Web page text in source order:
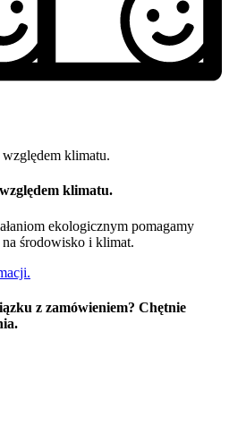
klimatu.
ekologicznym pomagamy
środowisko i klimat.
z zamówieniem? Chętnie